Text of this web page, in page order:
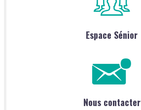
Espace Sénior
Nous contacter